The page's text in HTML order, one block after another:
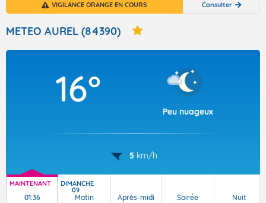
Articles
VIGILANCE ORANGE EN COURS Consulter
METEO AUREL (84390)
16°
Peu nuageux
5 km/h
MAINTENANT
01:36
DIMANCHE
09
Matin Après-midi Soirée Nuit